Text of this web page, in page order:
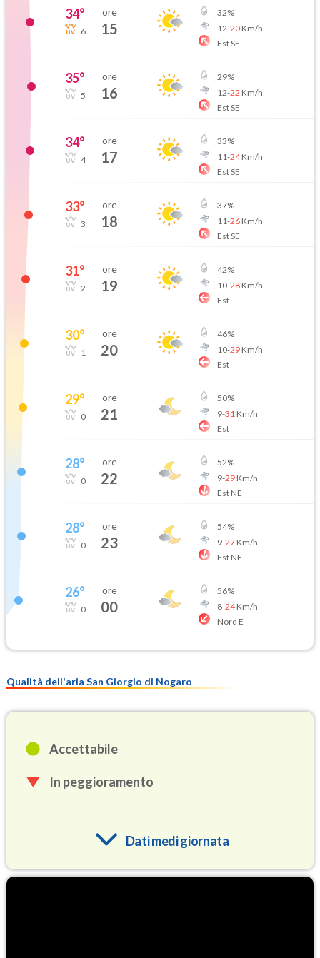
34°
6
ore
15
32%
12-20Km/h
Est SE
35°
5
ore
16
29%
12-22 Km/h
Est SE
34°
4
ore
17
33%
11-24Km/h
Est SE
33°
3
ore
18
37%
11-26Km/h
Est SE
31°
2
ore
19
42%
10-28Km/h
Est
30°
1
ore
20
46%
10-29Km/h
Est
29°
0
ore
21
50%
9-31 Km/h
Est
28°
0
ore
22
52%
9-29Km/h
Est NE
28°
0
ore
23
54%
9-27Km/h
Est NE
26°
0
ore
00
56%
8-24Km/h
Nord E
Qualità dell'aria San Giorgio di Nogaro
Accettabile
In peggioramento
Dati medi giornata